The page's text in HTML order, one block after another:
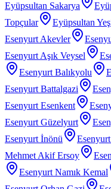
Eyüpsultan Sakarya
Topçular
Eyüpsultan
Esenyurt Akevler
Esenyurt Aşık Veysel
Esenyurt Balıkyolu
Esenyurt Battalgazi
Esenyurt Esenkent
Esenyurt Güzelyurt
Esenyurt İnönü
Mehmet Akif Ersoy
Esenyurt Namık Kemal